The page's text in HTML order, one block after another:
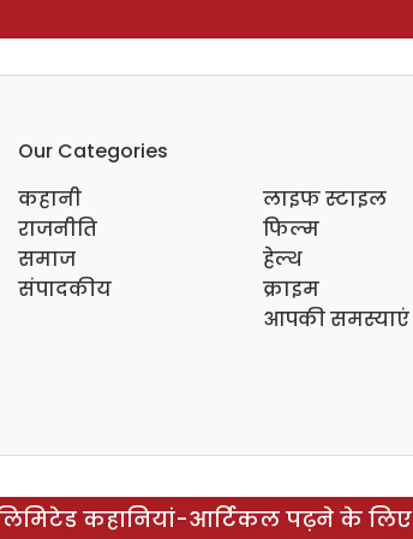
Our Categories
कहानी
राजनीति
समाज
संपादकीय
लाइफ स्टाइल
फिल्म
हेल्थ
क्राइम
आपकी समस्याएं
कहानियां-आर्टिकल पढ़ने के लिए